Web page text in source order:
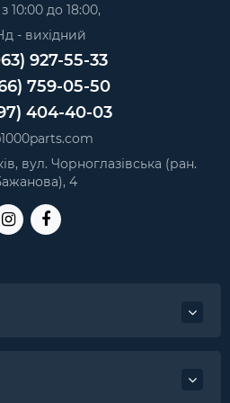
High Copy micro-USB для
High Copy micro-USB для
micro-USB для смартфона
зарядки micro-USB для
10:00 до 18:00,
- вихідний
927-55-33
759-05-50
404-40-03
вул. Чорноглазівська (ран.
4